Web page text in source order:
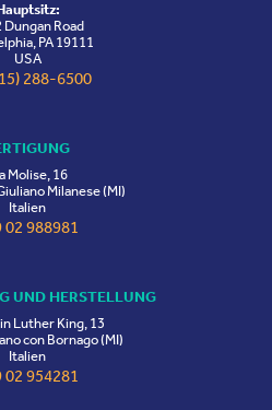
Dungan Road
PA 19111
USA
288-6500
Molise, 16
Milanese (MI)
Italien
02 988981
UND HERSTELLUNG
Luther King, 13
con Bornago (MI)
Italien
02 954281